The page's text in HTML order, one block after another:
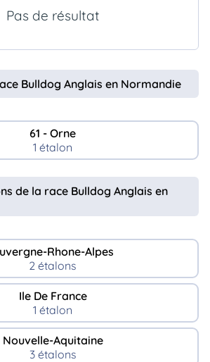
Pas de résultat
Bulldog Anglais en Normandie
61 - Orne
1 étalon
de la race Bulldog Anglais en
Rhone-Alpes
2 étalons
Ile De France
1 étalon
Nouvelle-Aquitaine
3 étalons